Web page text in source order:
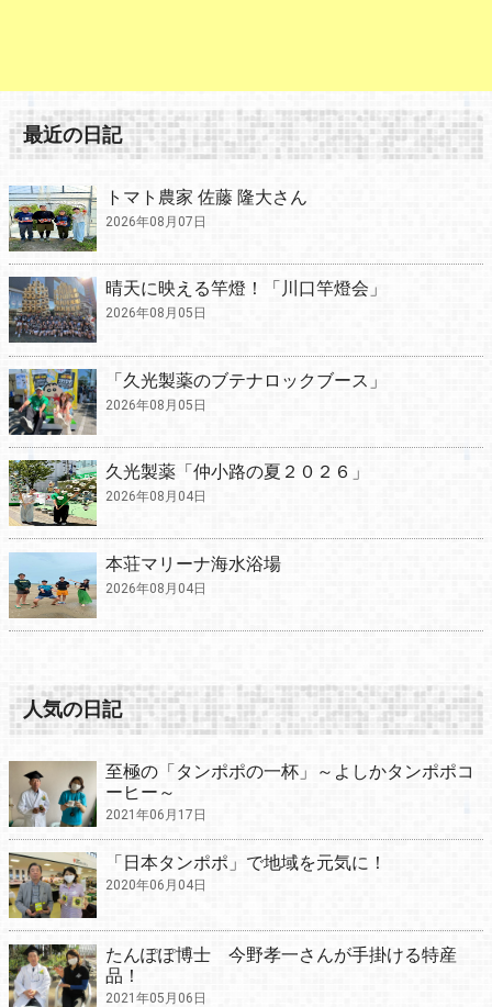
最近の日記
トマト農家 佐藤 隆大さん
2026年08月07日
晴天に映える竿燈！「川口竿燈会」
2026年08月05日
「久光製薬のブテナロックブース」
2026年08月05日
久光製薬「仲小路の夏２０２６」
2026年08月04日
本荘マリーナ海水浴場
2026年08月04日
人気の日記
至極の「タンポポの一杯」～よしかタンポポコ
ーヒー～
2021年06月17日
「日本タンポポ」で地域を元気に！
2020年06月04日
たんぽぽ博士 今野孝一さんが手掛ける特産
品！
2021年05月06日